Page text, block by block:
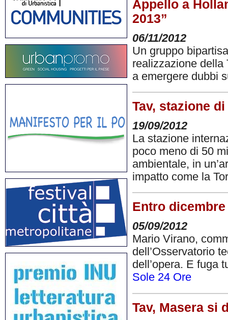
Appello a
2013”
06/11/2012
Un gruppo
realizzazione della
a emergere dubbi
Tav, stazione
19/09/2012
La stazione
poco meno di 50
ambientale, in
impatto come la
Entro
05/09/2012
Mario Virano,
dell’Osservatorio
dell’opera. E fuga
Sole 24 Ore
Tav, Masera si